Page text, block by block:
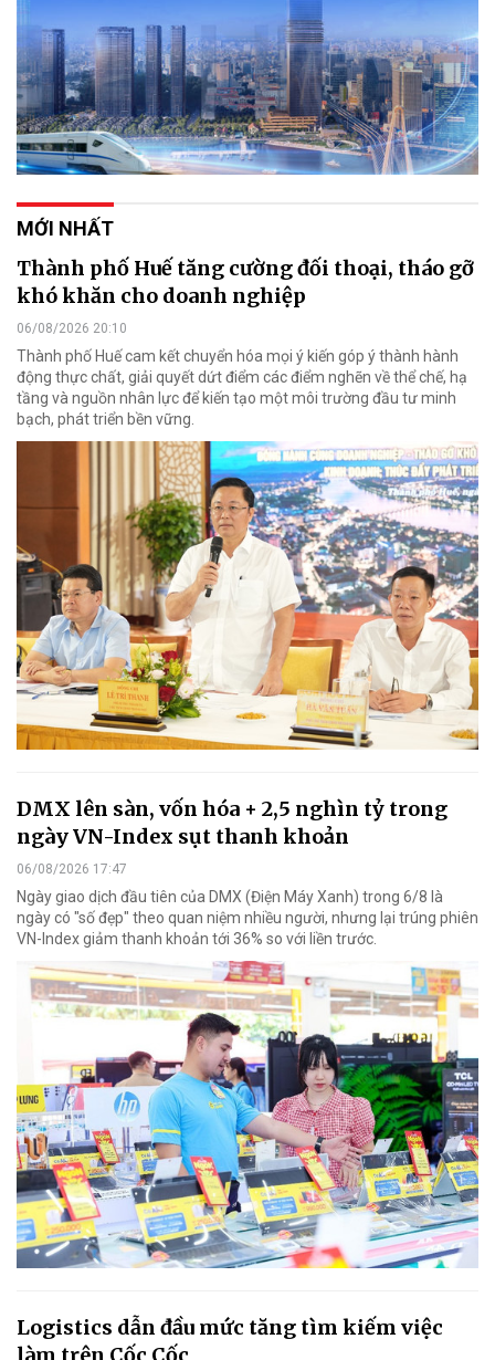
MỚI NHẤT
Thành phố Huế tăng cường đối thoại, tháo gỡ
khó khăn cho doanh nghiệp
06/08/2026 20:10
Thành phố Huế cam kết chuyển hóa mọi ý kiến góp ý thành hành
động thực chất, giải quyết dứt điểm các điểm nghẽn về thể chế, hạ
tầng và nguồn nhân lực để kiến tạo một môi trường đầu tư minh
bạch, phát triển bền vững.
DMX lên sàn, vốn hóa + 2,5 nghìn tỷ trong
ngày VN-Index sụt thanh khoản
06/08/2026 17:47
Ngày giao dịch đầu tiên của DMX (Điện Máy Xanh) trong 6/8 là
ngày có "số đẹp" theo quan niệm nhiều người, nhưng lại trúng phiên
VN-Index giảm thanh khoản tới 36% so với liền trước.
Logistics dẫn đầu mức tăng tìm kiếm việc